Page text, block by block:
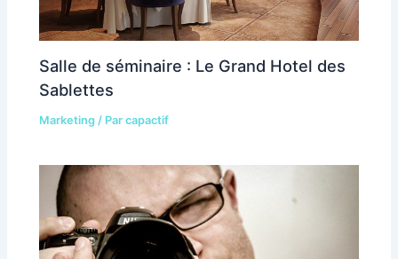
Salle de séminaire : Le Grand Hotel des
Sablettes
Marketing / Parcapactif